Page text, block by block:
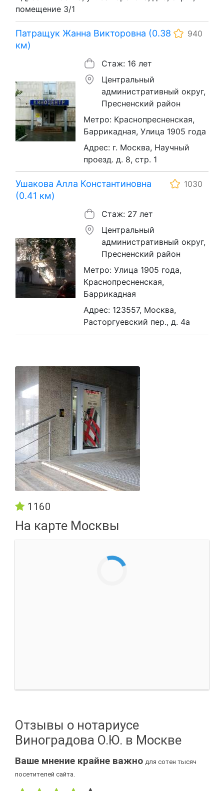
помещение 3/1
Патращук Жанна Викторовна (0.38
км)
940
Стаж: 16 лет
Центральный
административный округ,
Пресненский район
Метро: Краснопресненская,
Баррикадная, Улица 1905 года
Адрес: г. Москва, Научный
проезд. д. 8, стр. 1
Ушакова Алла Константиновна
(0.41 км)
1030
Стаж: 27 лет
Центральный
административный округ,
Пресненский район
Метро: Улица 1905 года,
Краснопресненская,
Баррикадная
Адрес: 123557, Москва,
Расторгуевский пер., д. 4а
1160
На карте Москвы
Отзывы о нотариусе
Виноградова О.Ю. в Москве
Ваше мнение крайне важно для сотен тысяч
посетителей сайта.